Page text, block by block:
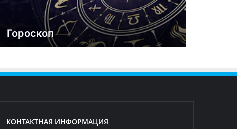
Гороскоп
КОНТАКТНАЯ ИНФОРМАЦИЯ